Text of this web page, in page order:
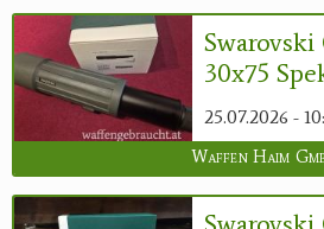
Swarovski
30x75
25.07.2026 -
Waffen Haim